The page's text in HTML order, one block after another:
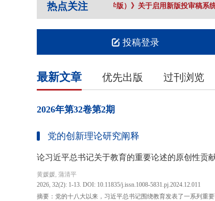
热点关注
《重庆大学学报（社会科学版）》关于启用新版投审稿系统
投稿登录
最新文章 优先出版 过刊浏览
2026年第32卷第2期
党的创新理论研究阐释
论习近平总书记关于教育的重要论述的原创性贡
黄媛媛, 蒲清平
2026, 32(2): 1-13. DOI: 10.11835/j.issn.1008-5831.pj.2024.12.011
摘要：党的十八大以来，习近平总书记围绕教育发表了一系列重